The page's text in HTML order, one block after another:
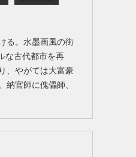
る。水墨画風の街
な古代都市を再
、やがては大富豪
納官師に傀儡師、